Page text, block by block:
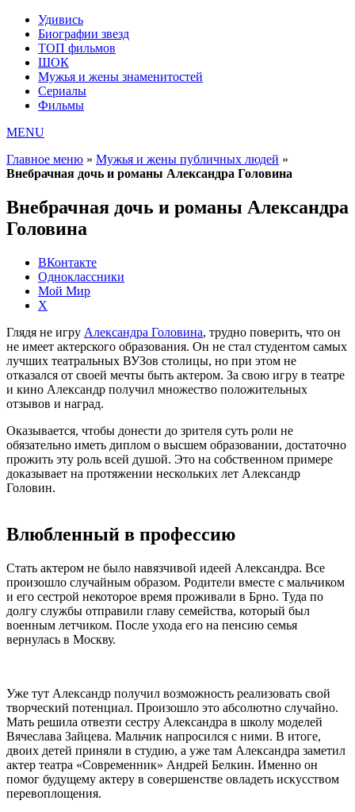
Удивись
Биографии звезд
ТОП фильмов
ШОК
Мужья и жены знаменитостей
Сериалы
Фильмы
MENU
Главное меню » Мужья и жены публичных людей »
Внебрачная дочь и романы Александра Головина
Внебрачная дочь и романы Александра
Головина
ВКонтакте
Одноклассники
Мой Мир
X
Глядя не игру Александра Головина, трудно поверить, что он
не имеет актерского образования. Он не стал студентом самых
лучших театральных ВУЗов столицы, но при этом не
отказался от своей мечты быть актером. За свою игру в театре
и кино Александр получил множество положительных
отзывов и наград.
Оказывается, чтобы донести до зрителя суть роли не
обязательно иметь диплом о высшем образовании, достаточно
прожить эту роль всей душой. Это на собственном примере
доказывает на протяжении нескольких лет Александр
Головин.
​Влюбленный в профессию
Стать актером не было навязчивой идеей Александра. Все
произошло случайным образом. Родители вместе с мальчиком
и его сестрой некоторое время проживали в Брно. Туда по
долгу службы отправили главу семейства, который был
военным летчиком. После ухода его на пенсию семья
вернулась в Москву.
Уже тут Александр получил возможность реализовать свой
творческий потенциал. Произошло это абсолютно случайно.
Мать решила отвезти сестру Александра в школу моделей
Вячеслава Зайцева. Мальчик напросился с ними. В итоге,
двоих детей приняли в студию, а уже там Александра заметил
актер театра «Современник» Андрей Белкин. Именно он
помог будущему актеру в совершенстве овладеть искусством
перевоплощения.